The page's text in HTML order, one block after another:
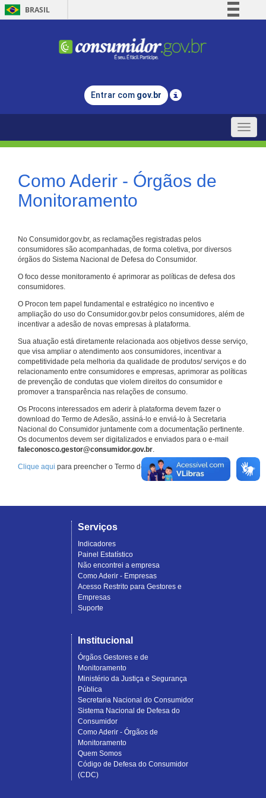
BRASIL
Comunica BR
Legislação
Entrar com gov.br
Toggle
Como Aderir - Órgãos de
Monitoramento
No Consumidor.gov.br, as reclamações registradas pelos
consumidores são acompanhadas, de forma coletiva, por diversos
órgãos do Sistema Nacional de Defesa do Consumidor.
O foco desse monitoramento é aprimorar as políticas de defesa dos
consumidores.
O Procon tem papel fundamental e estratégico no incentivo e
ampliação do uso do Consumidor.gov.br pelos consumidores, além de
incentivar a adesão de novas empresas à plataforma.
Sua atuação está diretamente relacionada aos objetivos desse serviço,
que visa ampliar o atendimento aos consumidores, incentivar a
competitividade pela melhoria da qualidade de produtos/ serviços e do
relacionamento entre consumidores e empresas, aprimorar as políticas
de prevenção de condutas que violem direitos do consumidor e
promover a transparência nas relações de consumo.
Os Procons interessados em aderir à plataforma devem fazer o
download do Termo de Adesão, assiná-lo e enviá-lo à Secretaria
Nacional do Consumidor juntamente com a documentação pertinente.
Os documentos devem ser digitalizados e enviados para o e-mail
faleconosco.gestor@consumidor.gov.br.
Clique aqui para preencher o Termo de Adesão.
Serviços
Indicadores
Painel Estatístico
Não encontrei a empresa
Como Aderir - Empresas
Acesso Restrito para Gestores e
Empresas
Suporte
Institucional
Órgãos Gestores e de
Monitoramento
Ministério da Justiça e Segurança
Pública
Secretaria Nacional do Consumidor
Sistema Nacional de Defesa do
Consumidor
Como Aderir - Órgãos de
Monitoramento
Quem Somos
Código de Defesa do Consumidor
(CDC)